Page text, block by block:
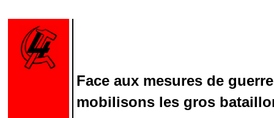
Face aux mesures de
mobilisons les gros